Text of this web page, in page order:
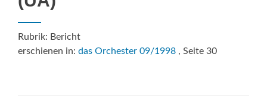
Rubrik: Bericht
erschienen in: das Orchester 09/1998 , Seite 30